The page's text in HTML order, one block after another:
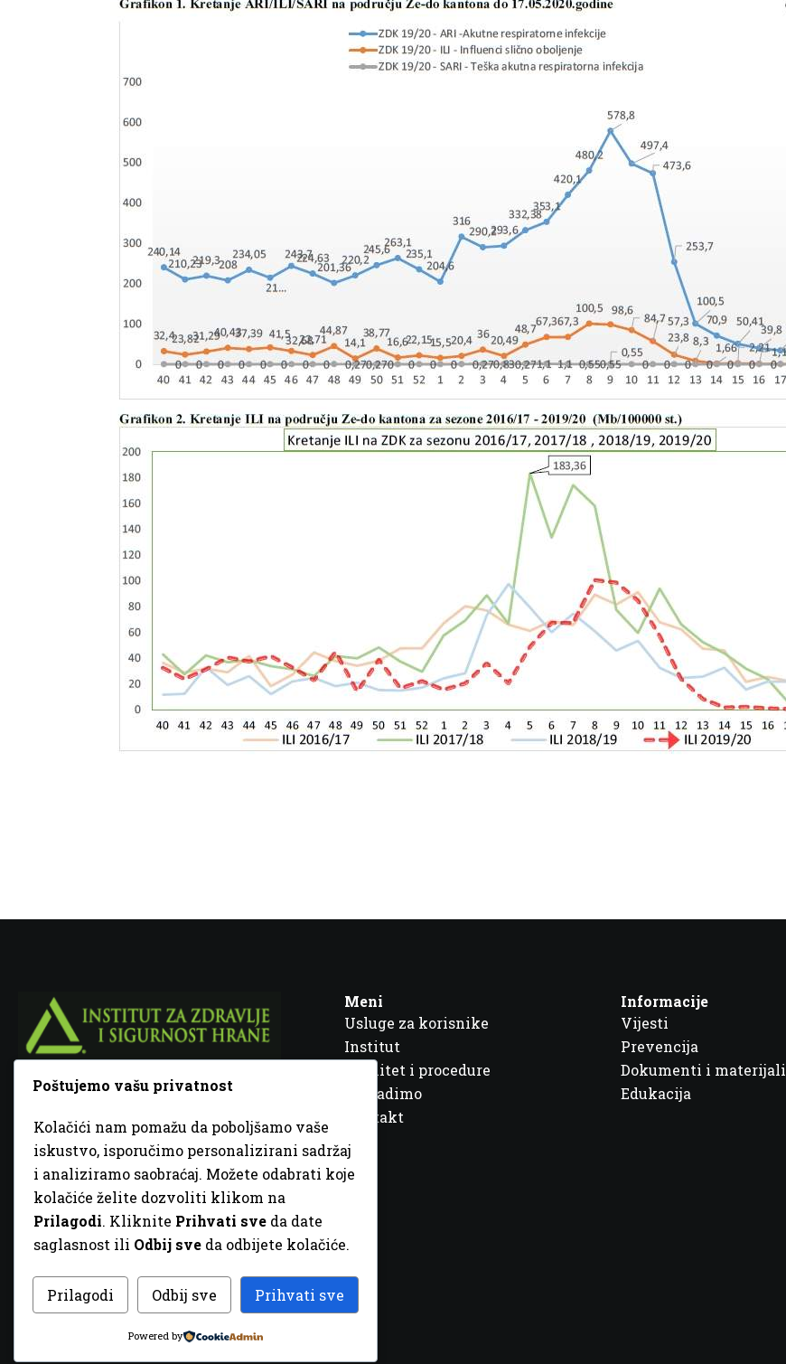
Fra Ivana Jukića br. 2, 72000 Zenica, BiH
+387 32 448 001
info@inz.ba
http://www.inz.ba
Meni
Usluge za korisnike
Institut
Kvalitet i procedure
Šta radimo
Kontakt
Informacije
Vijesti
Prevencija
Dokumenti i materijali
Edukacija
© 2026 Sva prava zadržana. DizajnGordonDM
Poštujemo vašu privatnost
Kolačići nam pomažu da poboljšamo vaše
iskustvo, isporučimo personalizirani sadržaj
i analiziramo saobraćaj. Možete odabrati koje
kolačiće želite dozvoliti klikom na
Prilagodi. Kliknite Prihvati sve da date
saglasnost ili Odbij sve da odbijete kolačiće.
Prilagodi Odbij sve Prihvati sve
Powered by